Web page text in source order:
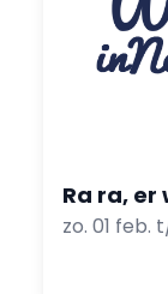
Ra ra, er
zo. 01 feb.